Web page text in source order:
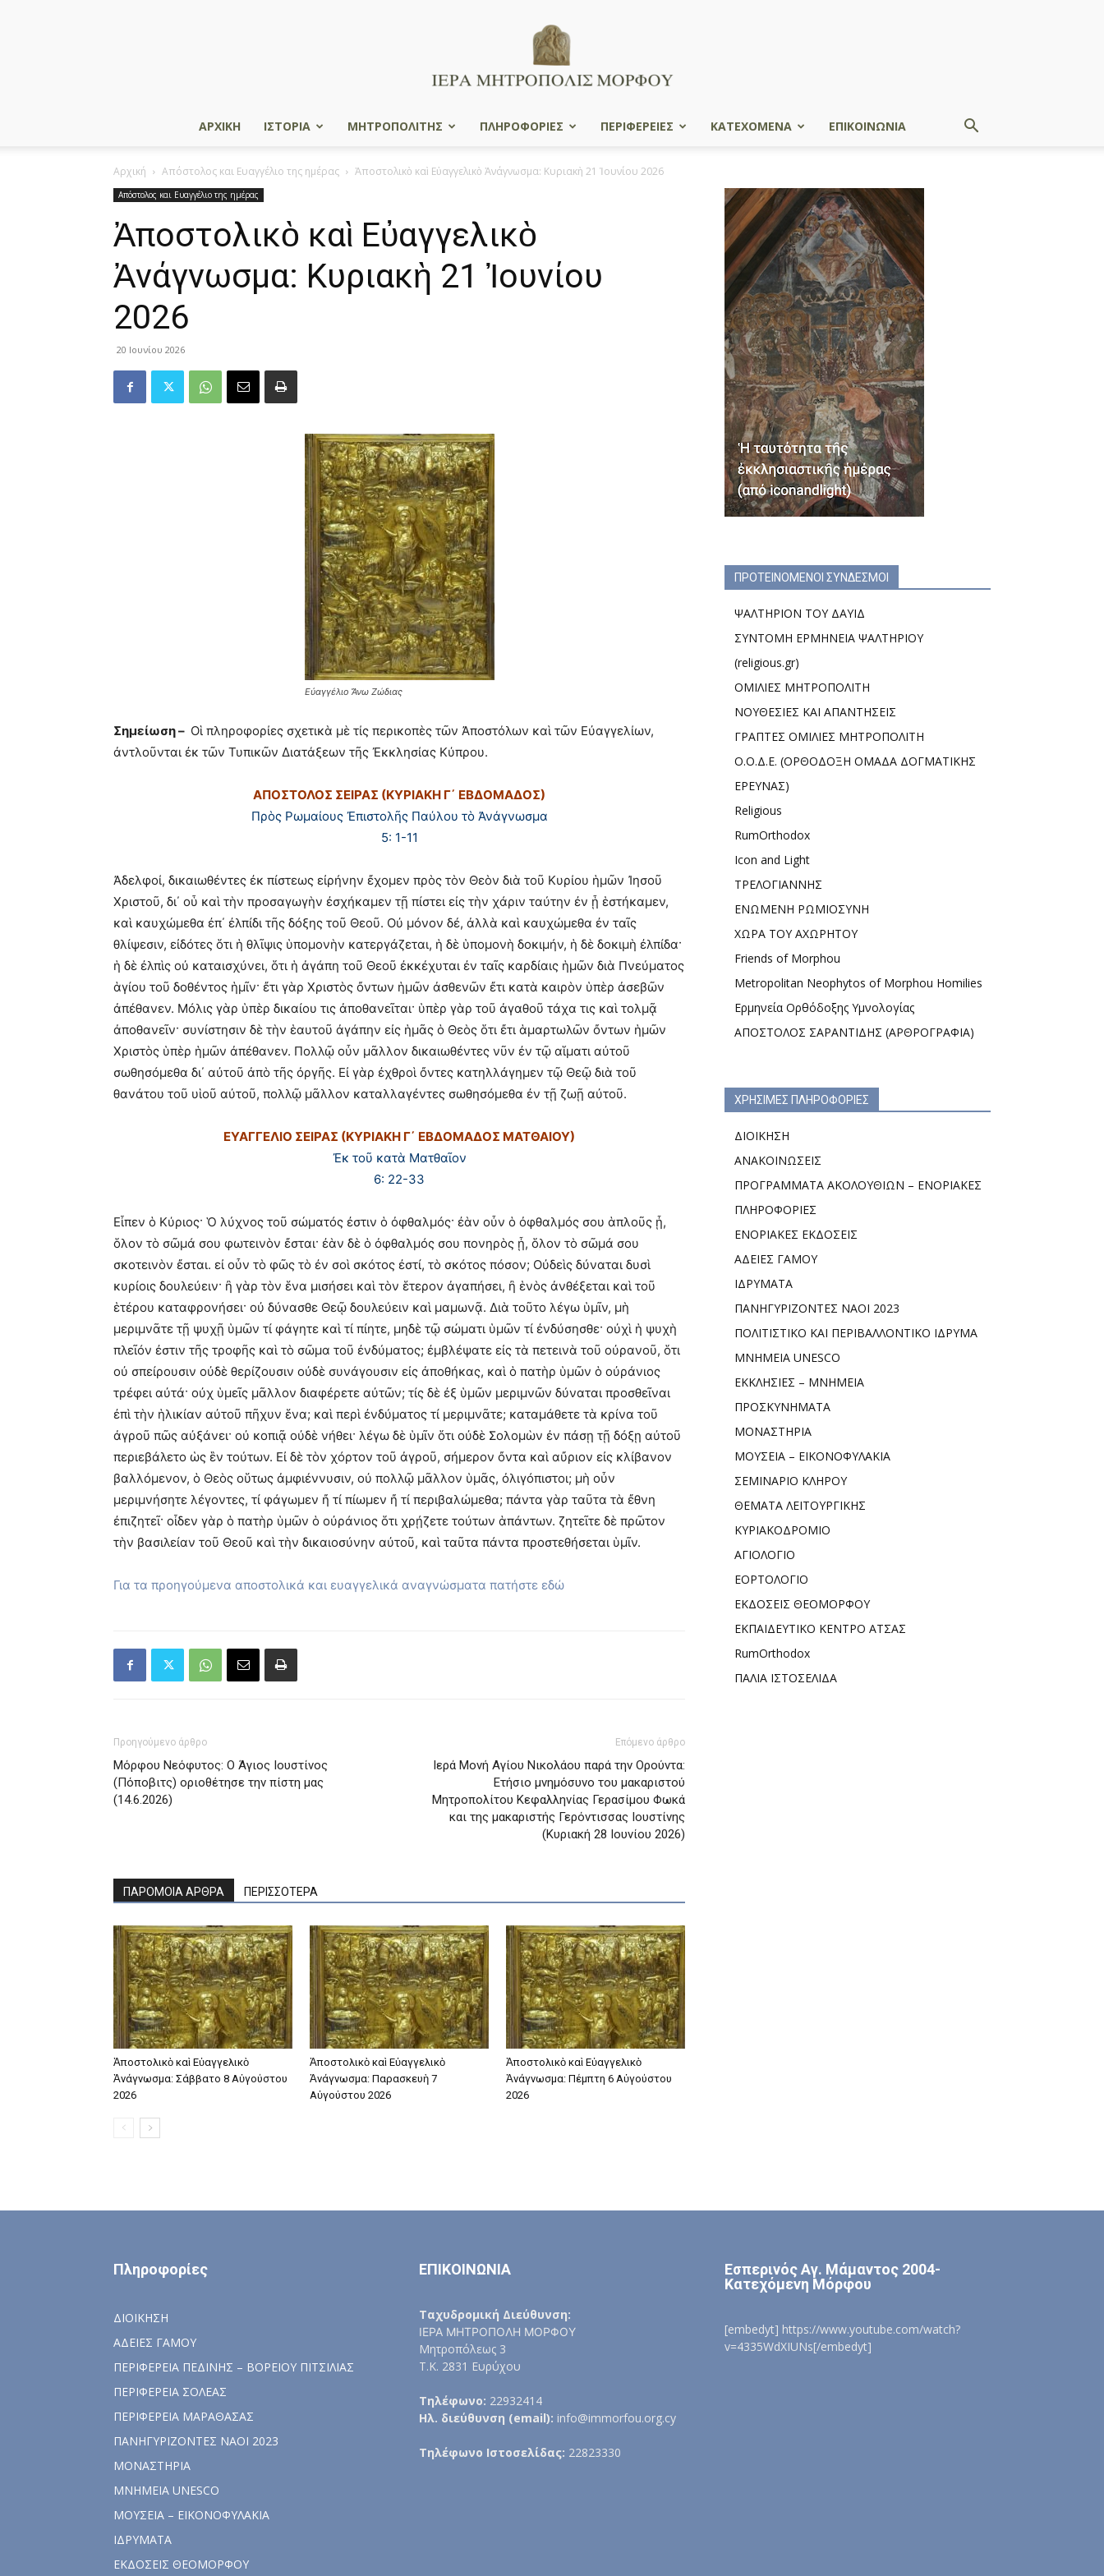
ΑΡΧΙΚΗ ΙΣΤΟΡΙΑ ΜΗΤΡΟΠΟΛΙΤΗΣ ΠΛΗΡΟΦΟΡΙΕΣ ΠΕΡΙΦΕΡΕΙΕΣ ΚΑΤΕΧΟΜΕΝΑ ΕΠΙΚΟΙΝΩΝΙΑ
Αρχική Απόστολος και Ευαγγέλιο της ημέρας Ἀποστολικὸ καὶ Εὐαγγελικὸ Ἀνάγνωσμα: Κυριακὴ 21 Ἰουνίου 2026
Απόστολος και Ευαγγέλιο της ημέρας
Ἀποστολικὸ καὶ Εὐαγγελικὸ
Ἀνάγνωσμα: Κυριακὴ 21 Ἰουνίου
2026
20 Ιουνίου 2026
Εὐαγγέλιο Ἄνω Ζώδιας
Σημείωση – Οἱ πληροφορίες σχετικὰ μὲ τίς περικοπὲς τῶν Ἀποστόλων καὶ τῶν Εὐαγγελίων,
ἀντλοῦνται ἐκ τῶν Τυπικῶν Διατάξεων τῆς Ἐκκλησίας Κύπρου.
ΑΠΟΣΤΟΛΟΣ ΣΕΙΡΑΣ (ΚΥΡΙΑΚΗ Γ΄ ΕΒΔΟΜΑΔΟΣ)
Πρὸς Ρωμαίους Ἐπιστολῆς Παύλου τὸ Ἀνάγνωσμα
5: 1-11
Ἀδελφοί, δικαιωθέντες ἐκ πίστεως εἰρήνην ἔχομεν πρὸς τὸν Θεὸν διὰ τοῦ Κυρίου ἡμῶν Ἰησοῦ
Χριστοῦ, δι΄ οὗ καὶ τὴν προσαγωγὴν ἐσχήκαμεν τῇ πίστει εἰς τὴν χάριν ταύτην ἐν ᾗ ἑστήκαμεν,
καὶ καυχώμεθα ἐπ΄ ἐλπίδι τῆς δόξης τοῦ Θεοῦ. Οὐ μόνον δέ, ἀλλὰ καὶ καυχώμεθα ἐν ταῖς
θλίψεσιν, εἰδότες ὅτι ἡ θλῖψις ὑπομονὴν κατεργάζεται, ἡ δὲ ὑπομονὴ δοκιμήν, ἡ δὲ δοκιμὴ ἐλπίδα·
ἡ δὲ ἐλπὶς οὐ καταισχύνει, ὅτι ἡ ἀγάπη τοῦ Θεοῦ ἐκκέχυται ἐν ταῖς καρδίαις ἡμῶν διὰ Πνεύματος
ἁγίου τοῦ δοθέντος ἡμῖν· ἔτι γὰρ Χριστὸς ὄντων ἡμῶν ἀσθενῶν ἔτι κατὰ καιρὸν ὑπὲρ ἀσεβῶν
ἀπέθανεν. Μόλις γὰρ ὑπὲρ δικαίου τις ἀποθανεῖται· ὑπὲρ γὰρ τοῦ ἀγαθοῦ τάχα τις καὶ τολμᾷ
ἀποθανεῖν· συνίστησιν δὲ τὴν ἑαυτοῦ ἀγάπην εἰς ἡμᾶς ὁ Θεὸς ὅτι ἔτι ἁμαρτωλῶν ὄντων ἡμῶν
Χριστὸς ὑπὲρ ἡμῶν ἀπέθανεν. Πολλῷ οὖν μᾶλλον δικαιωθέντες νῦν ἐν τῷ αἵματι αὐτοῦ
σωθησόμεθα δι΄ αὐτοῦ ἀπὸ τῆς ὀργῆς. Εἰ γὰρ ἐχθροὶ ὄντες κατηλλάγημεν τῷ Θεῷ διὰ τοῦ
θανάτου τοῦ υἱοῦ αὐτοῦ, πολλῷ μᾶλλον καταλλαγέντες σωθησόμεθα ἐν τῇ ζωῇ αὐτοῦ.
ΕΥΑΓΓΕΛΙΟ ΣΕΙΡΑΣ (ΚΥΡΙΑΚΗ Γ΄ ΕΒΔΟΜΑΔΟΣ ΜΑΤΘΑΙΟΥ)
Ἐκ τοῦ κατὰ Ματθαῖον
6: 22-33
Εἶπεν ὁ Κύριος· Ὁ λύχνος τοῦ σώματός ἐστιν ὁ ὀφθαλμός· ἐὰν οὖν ὁ ὀφθαλμός σου ἁπλοῦς ᾖ,
ὅλον τὸ σῶμά σου φωτεινὸν ἔσται· ἐὰν δὲ ὁ ὀφθαλμός σου πονηρὸς ᾖ, ὅλον τὸ σῶμά σου
σκοτεινὸν ἔσται. εἰ οὖν τὸ φῶς τὸ ἐν σοὶ σκότος ἐστί, τὸ σκότος πόσον; Οὐδεὶς δύναται δυσὶ
κυρίοις δουλεύειν· ἢ γὰρ τὸν ἕνα μισήσει καὶ τὸν ἕτερον ἀγαπήσει, ἢ ἑνὸς ἀνθέξεται καὶ τοῦ
ἑτέρου καταφρονήσει· οὐ δύνασθε Θεῷ δουλεύειν καὶ μαμωνᾷ. Διὰ τοῦτο λέγω ὑμῖν, μὴ
μεριμνᾶτε τῇ ψυχῇ ὑμῶν τί φάγητε καὶ τί πίητε, μηδὲ τῷ σώματι ὑμῶν τί ἐνδύσησθε· οὐχὶ ἡ ψυχὴ
πλεῖόν ἐστιν τῆς τροφῆς καὶ τὸ σῶμα τοῦ ἐνδύματος; ἐμβλέψατε εἰς τὰ πετεινὰ τοῦ οὐρανοῦ, ὅτι
οὐ σπείρουσιν οὐδὲ θερίζουσιν οὐδὲ συνάγουσιν εἰς ἀποθήκας, καὶ ὁ πατὴρ ὑμῶν ὁ οὐράνιος
τρέφει αὐτά· οὐχ ὑμεῖς μᾶλλον διαφέρετε αὐτῶν; τίς δὲ ἐξ ὑμῶν μεριμνῶν δύναται προσθεῖναι
ἐπὶ τὴν ἡλικίαν αὐτοῦ πῆχυν ἕνα; καὶ περὶ ἐνδύματος τί μεριμνᾶτε; καταμάθετε τὰ κρίνα τοῦ
ἀγροῦ πῶς αὐξάνει· οὐ κοπιᾷ οὐδὲ νήθει· λέγω δὲ ὑμῖν ὅτι οὐδὲ Σολομὼν ἐν πάσῃ τῇ δόξῃ αὐτοῦ
περιεβάλετο ὡς ἓν τούτων. Εἰ δὲ τὸν χόρτον τοῦ ἀγροῦ, σήμερον ὄντα καὶ αὔριον εἰς κλίβανον
βαλλόμενον, ὁ Θεὸς οὕτως ἀμφιέννυσιν, οὐ πολλῷ μᾶλλον ὑμᾶς, ὀλιγόπιστοι; μὴ οὖν
μεριμνήσητε λέγοντες, τί φάγωμεν ἤ τί πίωμεν ἤ τί περιβαλώμεθα; πάντα γὰρ ταῦτα τὰ ἔθνη
ἐπιζητεῖ· οἶδεν γὰρ ὁ πατὴρ ὑμῶν ὁ οὐράνιος ὅτι χρῄζετε τούτων ἁπάντων. ζητεῖτε δὲ πρῶτον
τὴν βασιλείαν τοῦ Θεοῦ καὶ τὴν δικαιοσύνην αὐτοῦ, καὶ ταῦτα πάντα προστεθήσεται ὑμῖν.
Για τα προηγούμενα αποστολικά και ευαγγελικά αναγνώσματα πατήστε εδώ
Προηγούμενο άρθρο
Μόρφου Νεόφυτος: Ο Άγιος Ιουστίνος
(Πόποβιτς) οριοθέτησε την πίστη μας
(14.6.2026)
Επόμενο άρθρο
Ιερά Μονή Αγίου Νικολάου παρά την Ορούντα:
Ετήσιο μνημόσυνο του μακαριστού
Μητροπολίτου Κεφαλληνίας Γερασίμου Φωκά
και της μακαριστής Γερόντισσας Ιουστίνης
(Κυριακή 28 Ιουνίου 2026)
ΠΑΡΟΜΟΙΑ ΑΡΘΡΑ ΠΕΡΙΣΣΟΤΕΡΑ
Ἀποστολικὸ καὶ Εὐαγγελικὸ
Ἀνάγνωσμα: Σάββατο 8 Αὐγούστου
2026
Ἀποστολικὸ καὶ Εὐαγγελικὸ
Ἀνάγνωσμα: Παρασκευὴ 7
Αὐγούστου 2026
Ἀποστολικὸ καὶ Εὐαγγελικὸ
Ἀνάγνωσμα: Πέμπτη 6 Αὐγούστου
2026
ΠΡΟΤΕΙΝΟΜΕΝΟΙ ΣΥΝΔΕΣΜΟΙ
ΨΑΛΤΗΡΙΟΝ ΤΟΥ ΔΑΥΙΔ
ΣΥΝΤΟΜΗ ΕΡΜΗΝΕΙΑ ΨΑΛΤΗΡΙΟΥ
(religious.gr)
ΟΜΙΛΙΕΣ ΜΗΤΡΟΠΟΛΙΤΗ
ΝΟΥΘΕΣΙΕΣ ΚΑΙ ΑΠΑΝΤΗΣΕΙΣ
ΓΡΑΠΤΕΣ ΟΜΙΛΙΕΣ ΜΗΤΡΟΠΟΛΙΤΗ
Ο.Ο.Δ.Ε. (ΟΡΘΟΔΟΞΗ ΟΜΑΔΑ ΔΟΓΜΑΤΙΚΗΣ
ΕΡΕΥΝΑΣ)
Religious
RumOrthodox
Icon and Light
ΤΡΕΛΟΓΙΑΝΝΗΣ
ΕΝΩΜΕΝΗ ΡΩΜΙΟΣΥΝΗ
ΧΩΡΑ ΤΟΥ ΑΧΩΡΗΤΟΥ
Friends of Morphou
Metropolitan Neophytos of Morphou Homilies
Ερμηνεία Ορθόδοξης Υμνολογίας
ΑΠΟΣΤΟΛΟΣ ΣΑΡΑΝΤΙΔΗΣ (ΑΡΘΡΟΓΡΑΦΙΑ)
ΧΡΗΣΙΜΕΣ ΠΛΗΡΟΦΟΡΙΕΣ
ΔΙΟΙΚΗΣΗ
ΑΝΑΚΟΙΝΩΣΕΙΣ
ΠΡΟΓΡΑΜΜΑΤΑ ΑΚΟΛΟΥΘΙΩΝ – ΕΝΟΡΙΑΚΕΣ
ΠΛΗΡΟΦΟΡΙΕΣ
ΕΝΟΡΙΑΚΕΣ ΕΚΔΟΣΕΙΣ
ΑΔΕΙΕΣ ΓΑΜΟΥ
ΙΔΡΥΜΑΤΑ
ΠΑΝΗΓΥΡΙΖΟΝΤΕΣ ΝΑΟΙ 2023
ΠΟΛΙΤΙΣΤΙΚΟ ΚΑΙ ΠΕΡΙΒΑΛΛΟΝΤΙΚΟ ΙΔΡΥΜΑ
ΜΝΗΜΕΙΑ UNESCO
ΕΚΚΛΗΣΙΕΣ – ΜΝΗΜΕΙΑ
ΠΡΟΣΚΥΝΗΜΑΤΑ
ΜΟΝΑΣΤΗΡΙΑ
ΜΟΥΣΕΙΑ – ΕΙΚΟΝΟΦΥΛΑΚΙΑ
ΣΕΜΙΝΑΡΙΟ ΚΛΗΡΟΥ
ΘΕΜΑΤΑ ΛΕΙΤΟΥΡΓΙΚΗΣ
ΚΥΡΙΑΚΟΔΡΟΜΙΟ
ΑΓΙΟΛΟΓΙΟ
ΕΟΡΤΟΛΟΓΙΟ
ΕΚΔΟΣΕΙΣ ΘΕΟΜΟΡΦΟΥ
ΕΚΠΑΙΔΕΥΤΙΚΟ ΚΕΝΤΡΟ ΑΤΣΑΣ
RumOrthodox
ΠΑΛΙΑ ΙΣΤΟΣΕΛΙΔΑ
Πληροφορίες
ΔΙΟΙΚΗΣΗ
ΑΔΕΙΕΣ ΓΑΜΟΥ
ΠΕΡΙΦΕΡΕΙΑ ΠΕΔΙΝΗΣ – ΒΟΡΕΙΟΥ ΠΙΤΣΙΛΙΑΣ
ΠΕΡΙΦΕΡΕΙΑ ΣΟΛΕΑΣ
ΠΕΡΙΦΕΡΕΙΑ ΜΑΡΑΘΑΣΑΣ
ΠΑΝΗΓΥΡΙΖΟΝΤΕΣ ΝΑΟΙ 2023
ΜΟΝΑΣΤΗΡΙΑ
ΜΝΗΜΕΙΑ UNESCO
ΜΟΥΣΕΙΑ – ΕΙΚΟΝΟΦΥΛΑΚΙΑ
ΙΔΡΥΜΑΤΑ
ΕΚΔΟΣΕΙΣ ΘΕΟΜΟΡΦΟΥ
ΕΠΙΚΟΙΝΩΝΙΑ
Ταχυδρομική Διεύθυνση:
ΙΕΡΑ ΜΗΤΡΟΠΟΛΗ ΜΟΡΦΟΥ
Μητροπόλεως 3
Τ.Κ. 2831 Ευρύχου
Τηλέφωνο: 22932414
Ηλ. διεύθυνση (email): info@immorfou.org.cy
Τηλέφωνο Ιστοσελίδας: 22823330
Εσπερινός Αγ. Μάμαντος 2004-
Κατεχόμενη Μόρφου
[embedyt] https://www.youtube.com/watch?
v=4335WdXIUNs[/embedyt]